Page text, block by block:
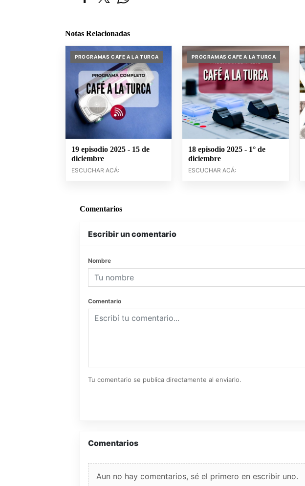
Notas Relacionadas
PROGRAMAS CAFE A LA TURCA
19 episodio 2025 - 15 de
diciembre
ESCUCHAR ACÁ:
PROGRAMAS CAFE A LA TURCA
18 episodio 2025 - 1° de
diciembre
ESCUCHAR ACÁ:
Comentarios
Escribir un comentario
Nombre
Comentario
Tu comentario se publica directamente al enviarlo.
Comentarios
Aun no hay comentarios, sé el primero en escribir uno.